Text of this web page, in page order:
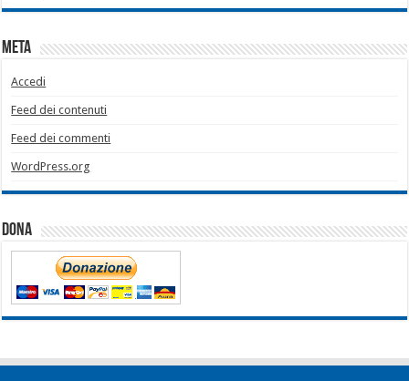
Meta
Accedi
Feed dei contenuti
Feed dei commenti
WordPress.org
Dona